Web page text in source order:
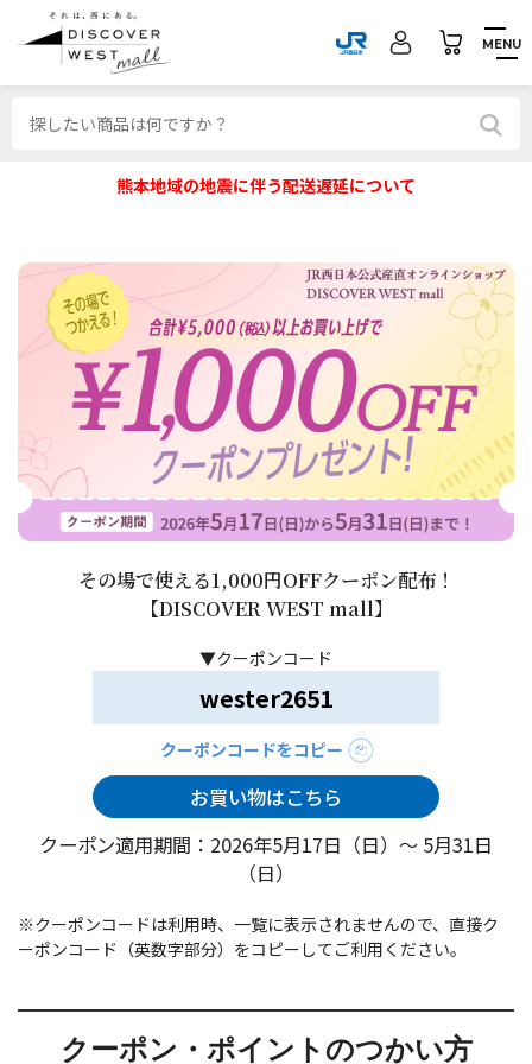
MENU
熊本地域の地震に伴う配送遅延について
その場で使える1,000円OFFクーポン配布！
【DISCOVER WEST mall】
▼クーポンコード
wester2651
クーポンコードをコピー
お買い物はこちら
クーポン適用期間：2026年5月17日（日）～ 5月31日
（日）
※クーポンコードは利用時、一覧に表示されませんので、直接ク
ーポンコード（英数字部分）をコピーしてご利用ください。
クーポン・ポイントのつかい方